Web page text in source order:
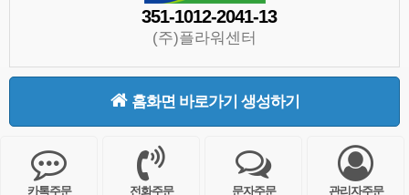
351-1012-2041-13
(주)플라워센터
홈화면 바로가기 생성하기
카톡주문 전화주문 문자주문 관리자주문